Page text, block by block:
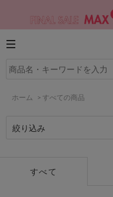
ホーム > すべての商品
絞り込み
すべて